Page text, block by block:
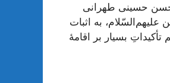
حسینی طهرانی
به اثبات
بسیار بر اقامۀ